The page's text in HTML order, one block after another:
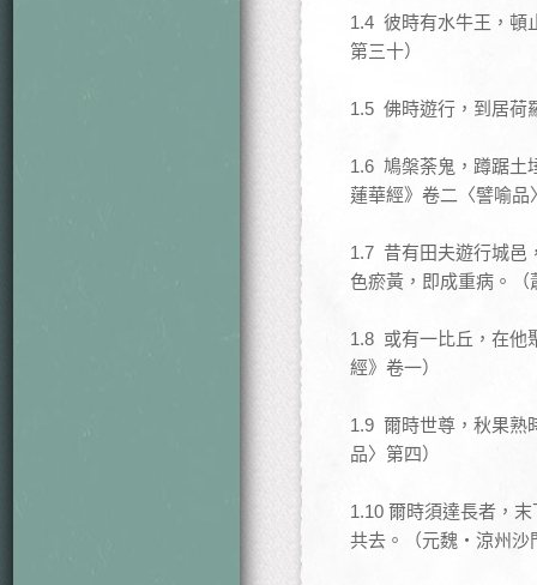
1.4 彼時有水牛王，頓
第三十）
1.5 佛時遊行，到居荷
1.6 鳩槃荼鬼，蹲踞土
蓮華經》卷二〈譬喻品
1.7 昔有田夫遊行城邑
色瘀黃，即成重病。
1.8 或有一比丘，在他
經》卷一）
1.9 爾時世尊，秋果熟
品〉第四）
1.10 爾時須達長者，
共去。（元魏‧涼州沙